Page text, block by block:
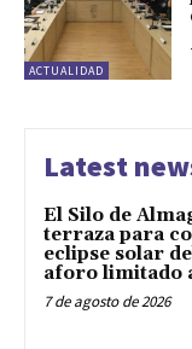
ACTUALIDAD
Latest
El Silo de
terraza para
eclipse solar
aforo limitado
7 de agosto de 2026